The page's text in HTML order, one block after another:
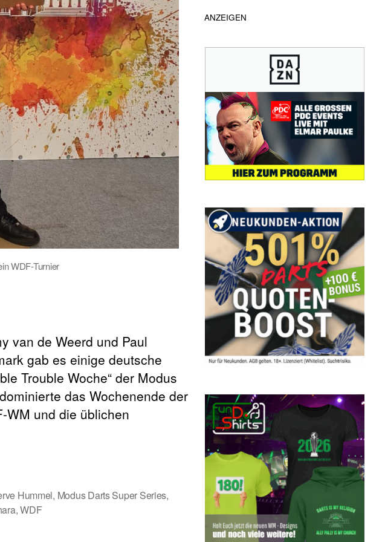
WDF-Turnier
van de Weerd und Paul
gab es einige deutsche
Trouble Woche“ der Modus
das Wochenende der
WM und die üblichen
Hummel, Modus Darts Super Series,
,WDF
ANZEIGEN